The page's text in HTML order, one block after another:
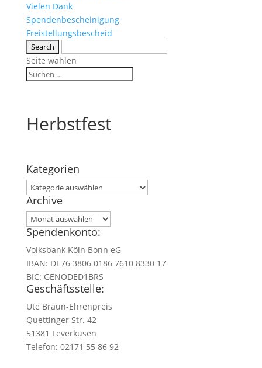
Vielen Dank
Spendenbescheinigung
Freistellungsbescheid
Seite wählen
Herbstfest
Kategorien
Kategorien
Archive
Archive
Spendenkonto:
Volksbank Köln Bonn eG
IBAN: DE76 3806 0186 7610 8330 17
BIC: GENODED1BRS
Geschäftsstelle:
Ute Braun-Ehrenpreis
Quettinger Str. 42
51381 Leverkusen
Telefon: 02171 55 86 92